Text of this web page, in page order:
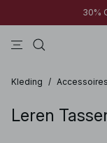
30%
Kleding / Accessoires
Leren